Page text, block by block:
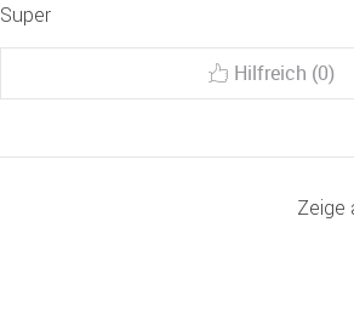
Super
Hilfreich (0)
Zeige